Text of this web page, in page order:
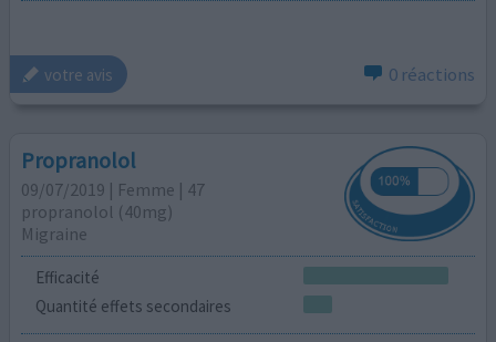
votre avis 0 réactions
Propranolol
09/07/2019 | Femme | 47
propranolol (40mg)
Migraine
Efficacité
Quantité effets secondaires